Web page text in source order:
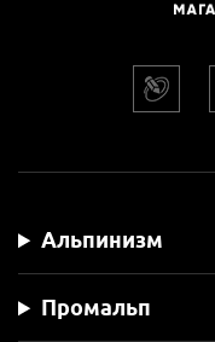
Альпинизм
Промальп